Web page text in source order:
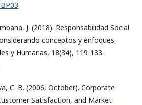
J. (2018). Responsabilidad Social
conceptos y enfoques.
y Humanas, 18(34), 119-133.
C. B. (2006, October). Corporate
Satisfaction, and Market